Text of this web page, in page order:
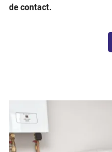
de contact.